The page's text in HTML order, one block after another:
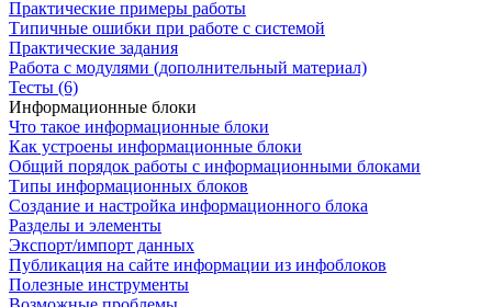
Практические примеры работы
Типичные ошибки при работе с системой
Практические задания
Работа с модулями (дополнительный материал)
Тесты (6)
Информационные блоки
Что такое информационные блоки
Как устроены информационные блоки
Общий порядок работы с информационными блоками
Типы информационных блоков
Создание и настройка информационного блока
Разделы и элементы
Экспорт/импорт данных
Публикация на сайте информации из инфоблоков
Полезные инструменты